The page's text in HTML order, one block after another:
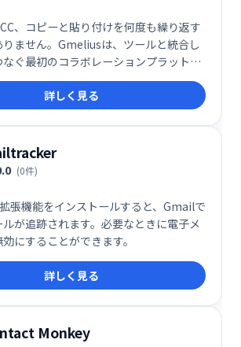
、コピーと貼り付けを何度も繰り返す
りません。Gmeliusは、ツールと統合し
ぐ最初のコラボレーションプラットフ
Gmeliusは、お気に入りの毎日のアプリ
バイスで利用できます。
詳しく見る
(0件)
張機能をインストールすると、Gmailで
が追跡されます。必要なときに電子メ
にすることができます。
詳しく見る
Monkey